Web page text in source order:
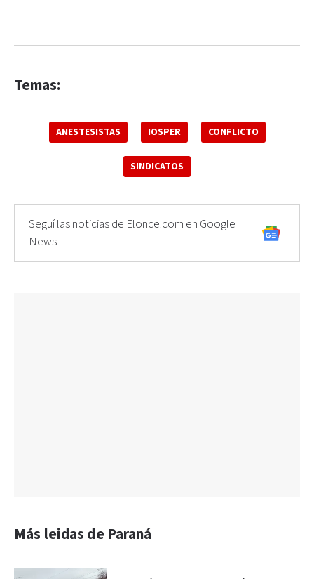
Temas:
ANESTESISTAS IOSPER CONFLICTO
SINDICATOS
Seguí las noticias de Elonce.com en Google
News
Más leidas de Paraná